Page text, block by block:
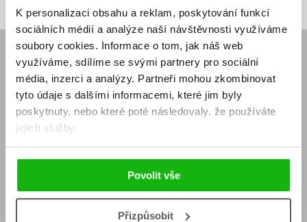
K personalizaci obsahu a reklam, poskytování funkcí
sociálních médií a analýze naší návštěvnosti využíváme
soubory cookies. Informace o tom, jak náš web
využíváme, sdílíme se svými partnery pro sociální
média, inzerci a analýzy. Partneři mohou zkombinovat
tyto údaje s dalšími informacemi, které jim byly
poskytnuty, nebo které poté následovaly, že používáte
jejich služby.
Povolit vše
Přizpůsobit
E-SHOP
Aktuality
Naši autoři
Obchodní podmínky
Jak nakoupit
Knižní novinky
Dárkové poukazy
Affiliate program
KONTAKTY
Kontakty Albatros Media